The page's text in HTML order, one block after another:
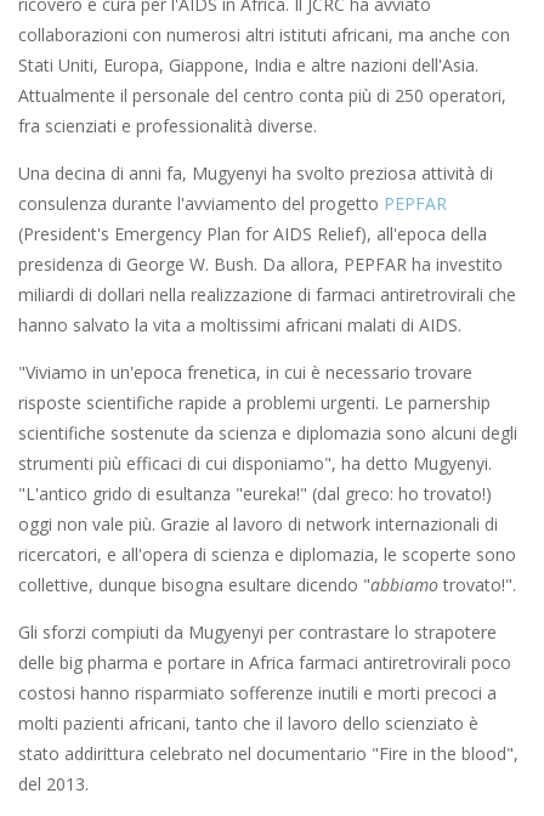
collaborazioni con numerosi altri istituti africani, ma anche con
Stati Uniti, Europa, Giappone, India e altre nazioni dell'Asia.
Attualmente il personale del centro conta più di 250 operatori,
fra scienziati e professionalità diverse.
Una decina di anni fa, Mugyenyi ha svolto preziosa attività di
consulenza durante l'avviamento del progetto PEPFAR
(President's Emergency Plan for AIDS Relief), all'epoca della
presidenza di George W. Bush. Da allora, PEPFAR ha investito
miliardi di dollari nella realizzazione di farmaci antiretrovirali che
hanno salvato la vita a moltissimi africani malati di AIDS.
"Viviamo in un'epoca frenetica, in cui è necessario trovare
risposte scientifiche rapide a problemi urgenti. Le parnership
scientifiche sostenute da scienza e diplomazia sono alcuni degli
strumenti più efficaci di cui disponiamo", ha detto Mugyenyi.
"L'antico grido di esultanza "eureka!" (dal greco: ho trovato!)
oggi non vale più. Grazie al lavoro di network internazionali di
ricercatori, e all'opera di scienza e diplomazia, le scoperte sono
collettive, dunque bisogna esultare dicendo "abbiamotrovato!".
Gli sforzi compiuti da Mugyenyi per contrastare lo strapotere
delle big pharma e portare in Africa farmaci antiretrovirali poco
costosi hanno risparmiato sofferenze inutili e morti precoci a
molti pazienti africani, tanto che il lavoro dello scienziato è
stato addirittura celebrato nel documentario "Fire in the blood",
del 2013.